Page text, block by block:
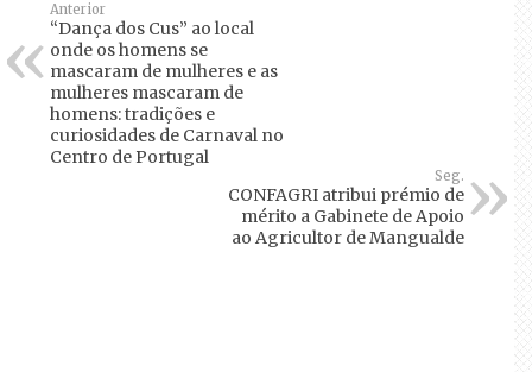
Anterior
“Dança dos Cus” ao local
onde os homens se
mascaram de mulheres e as
mulheres mascaram de
homens: tradições e
curiosidades de Carnaval no
Centro de Portugal
Seg.
CONFAGRI atribui prémio de
mérito a Gabinete de Apoio
ao Agricultor de Mangualde